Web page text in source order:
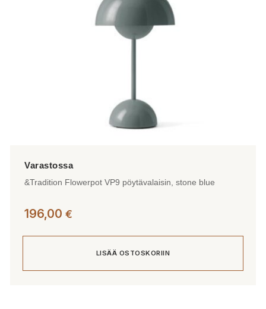
&Tradition Flowerpot VP9 pöytävalaisin, stone blue
196,00 €
LISÄÄ OSTOSKORIIN